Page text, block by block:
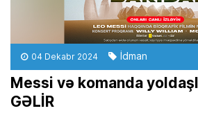
04 Dekabr 2024 İdman
Messi və komanda
GƏLİR